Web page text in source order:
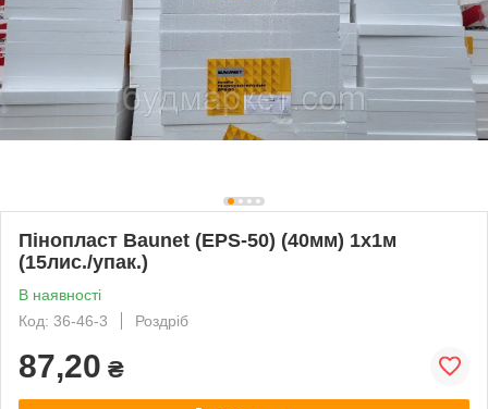
Пінопласт Baunet (EPS-50) (40мм) 1х1м
(15лис./упак.)
В наявності
Код: 36-46-3
Роздріб
87,20 ₴